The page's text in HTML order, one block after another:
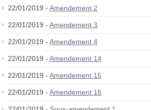
22/01/2019 - Amendement 2
22/01/2019 - Amendement 3
22/01/2019 - Amendement 4
22/01/2019 - Amendement 14
22/01/2019 - Amendement 15
22/01/2019 - Amendement 16